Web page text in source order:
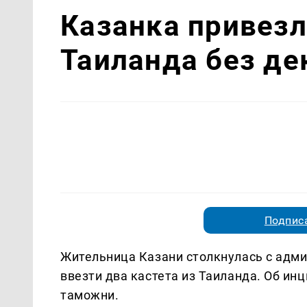
Казанка
Таиланда без
Жительница Казани столкнулась с
ввезти два кастета из Таиланда. Об
таможни.